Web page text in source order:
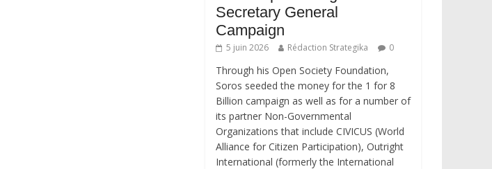
Secretary General
Campaign
5 juin 2026 Rédaction Strategika 0
Through his Open Society Foundation,
Soros seeded the money for the 1 for 8
Billion campaign as well as for a number of
its partner Non-Governmental
Organizations that include CIVICUS (World
Alliance for Citizen Participation), Outright
International (formerly the International